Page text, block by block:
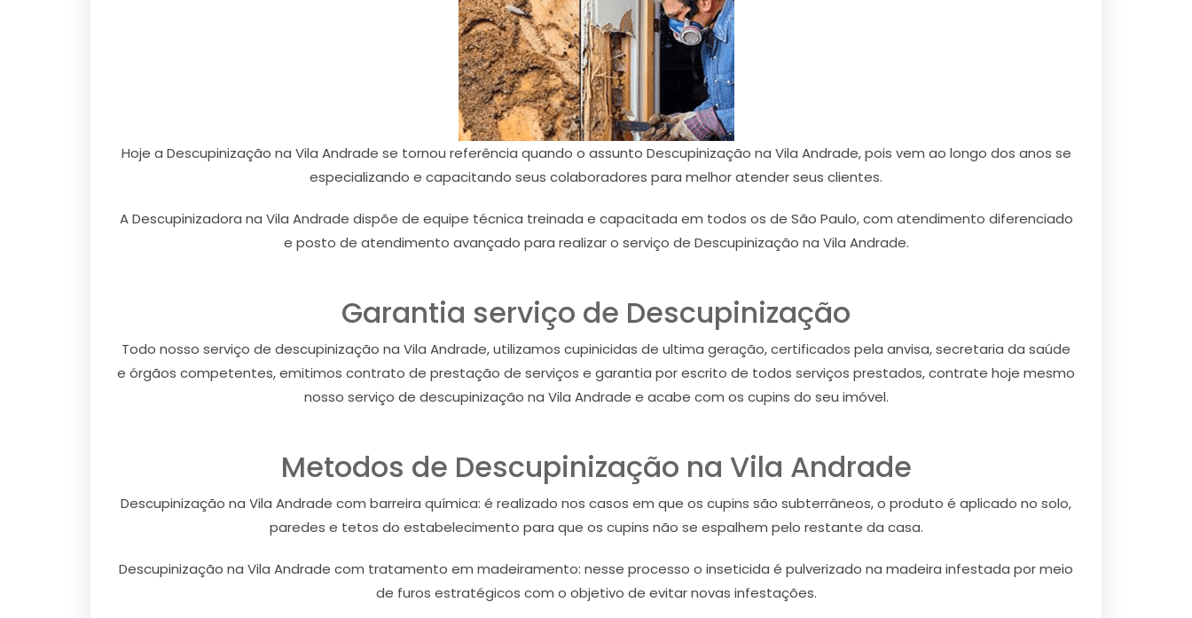
Hoje a Descupinização na Vila Andrade se tornou referência quando o assunto Descupinização na Vila Andrade, pois vem ao longo dos anos se
especializando e capacitando seus colaboradores para melhor atender seus clientes.
A Descupinizadora na Vila Andrade dispõe de equipe técnica treinada e capacitada em todos os de São Paulo, com atendimento diferenciado
e posto de atendimento avançado para realizar o serviço de Descupinização na Vila Andrade.
Garantia serviço de Descupinização
Todo nosso serviço de descupinização na Vila Andrade, utilizamos cupinicidas de ultima geração, certificados pela anvisa, secretaria da saúde
e órgãos competentes, emitimos contrato de prestação de serviços e garantia por escrito de todos serviços prestados, contrate hoje mesmo
nosso serviço de descupinização na Vila Andrade e acabe com os cupins do seu imóvel.
Metodos de Descupinização na Vila Andrade
Descupinização na Vila Andrade com barreira química: é realizado nos casos em que os cupins são subterrâneos, o produto é aplicado no solo,
paredes e tetos do estabelecimento para que os cupins não se espalhem pelo restante da casa.
Descupinização na Vila Andrade com tratamento em madeiramento: nesse processo o inseticida é pulverizado na madeira infestada por meio
de furos estratégicos com o objetivo de evitar novas infestações.